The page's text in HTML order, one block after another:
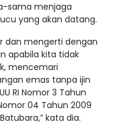
sama menjaga
yang akan datang.
dan mengerti dengan
apabila kita tidak
mencemari
emas tanpa ijin
RI Nomor 3 Tahun
04 Tahun 2009
kata dia.